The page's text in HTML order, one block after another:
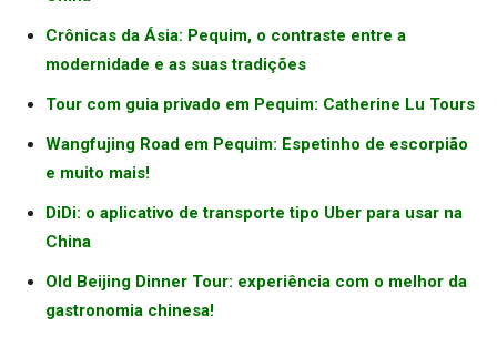
Crônicas da Ásia: Pequim, o contraste entre a
modernidade e as suas tradições
Tour com guia privado em Pequim: Catherine Lu Tours
Wangfujing Road em Pequim: Espetinho de escorpião
e muito mais!
DiDi: o aplicativo de transporte tipo Uber para usar na
China
Old Beijing Dinner Tour: experiência com o melhor da
gastronomia chinesa!